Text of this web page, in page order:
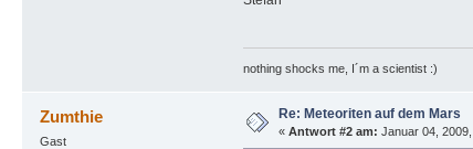
nothing shocks me, I´m a scientist :)
Zumthie
Gast
Re: Meteoriten auf dem Mars
« Antwort #2 am: Januar 04,